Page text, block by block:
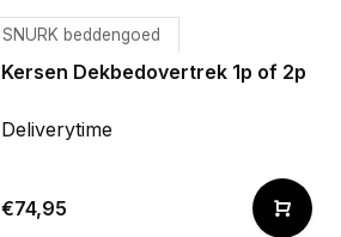
SNURK beddengoed
Kersen Dekbedovertrek 1p of 2p
Deliverytime
€74,95